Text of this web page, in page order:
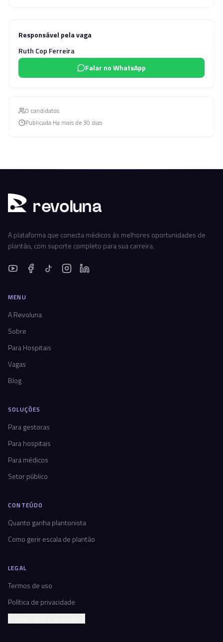
Responsável pela vaga
Ruth Cop Ferreira
Falar no WhatsApp
0 candidatos
Publicada Ha mais de 30 dias
revoluna
A plataforma que conecta médicos às melhores oportunidades de
plantão, com suporte completo para sua carreira.
MENU
A Revoluna
Sobre
Para Hospitais
Vagas
Blog
SOLUÇÕES
Para gestoras
Para hospitais
Para médicos
Setor público
CONTEÚDO
Quanto ganha plantonista
Como gerir escala de plantão
LEGAL
Termos de uso
Política de privacidade